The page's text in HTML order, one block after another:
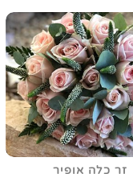
זר כלה אופיר